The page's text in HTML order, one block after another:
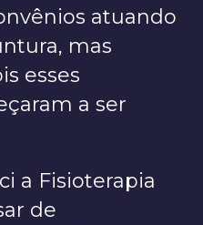
atuando
mas
esses
a ser
a Fisioterapia
de